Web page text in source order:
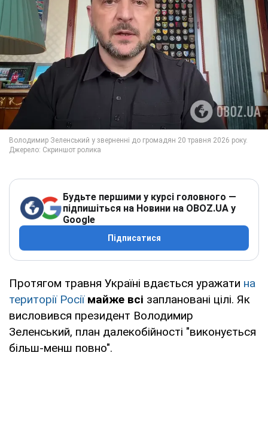
Будьте першими у курсі головного —
підпишіться на Новини на OBOZ.UA у
Google
Підписатися
Протягом травня Україні вдається уражати на
території Росії майже всі заплановані цілі. Як
висловився президент Володимир
Зеленський, план далекобійності "виконується
більш-менш повно".